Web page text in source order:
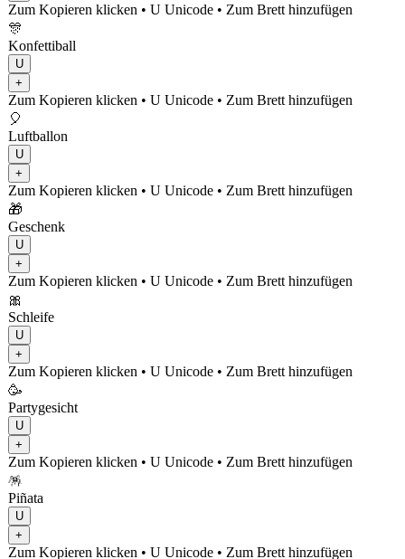
Zum Kopieren klicken • U Unicode • Zum Brett hinzufügen
🎊
Konfettiball
U
+
Zum Kopieren klicken • U Unicode • Zum Brett hinzufügen
🎈
Luftballon
U
+
Zum Kopieren klicken • U Unicode • Zum Brett hinzufügen
🎁
Geschenk
U
+
Zum Kopieren klicken • U Unicode • Zum Brett hinzufügen
🎀
Schleife
U
+
Zum Kopieren klicken • U Unicode • Zum Brett hinzufügen
🥳
Partygesicht
U
+
Zum Kopieren klicken • U Unicode • Zum Brett hinzufügen
🪅
Piñata
U
+
Zum Kopieren klicken • U Unicode • Zum Brett hinzufügen